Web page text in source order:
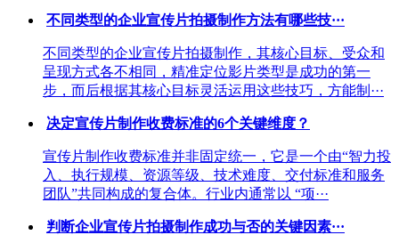
不同类型的企业宣传片拍摄制作方法有哪些技···
不同类型的企业宣传片拍摄制作，其核心目标、受众和
呈现方式各不相同，精准定位影片类型是成功的第一
步，而后根据其核心目标灵活运用这些技巧，方能制···
决定宣传片制作收费标准的6个关键维度？
宣传片制作收费标准并非固定统一，它是一个由“智力投
入、执行规模、资源等级、技术难度、交付标准和服务
团队”共同构成的复合体。行业内通常以 “项···
判断企业宣传片拍摄制作成功与否的关键因素···